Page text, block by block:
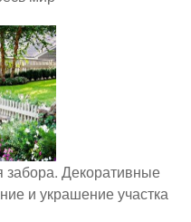
забора. Декоративные
и украшение участка